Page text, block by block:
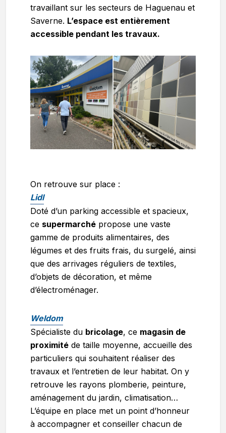
travaillant sur les secteurs de Haguenau et
Saverne. L’espace est entièrement
accessible pendant les travaux.
On retrouve sur place :
Lidl
Doté d’un parking accessible et spacieux,
ce supermarché propose une vaste
gamme de produits alimentaires, des
légumes et des fruits frais, du surgelé, ainsi
que des arrivages réguliers de textiles,
d’objets de décoration, et même
d’électroménager.
Weldom
Spécialiste du bricolage, ce magasin de
proximité de taille moyenne, accueille des
particuliers qui souhaitent réaliser des
travaux et l’entretien de leur habitat. On y
retrouve les rayons plomberie, peinture,
aménagement du jardin, climatisation…
L’équipe en place met un point d’honneur
à accompagner et conseiller chacun de